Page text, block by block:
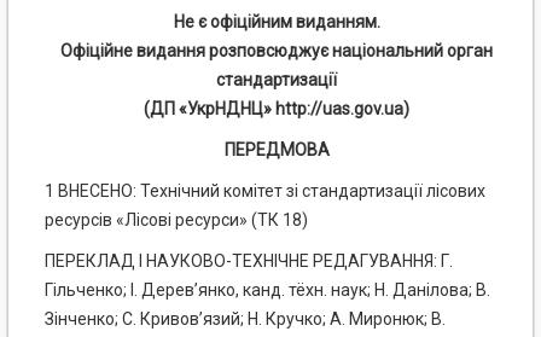
Не є офіційним виданням.
Офіційне видання розповсюджує національний орган
стандартизації
(ДП «УкрНДНЦ» http://uas.gov.ua)
ПЕРЕДМОВА
1 ВНЕСЕНО: Технічний комітет зі стандартизації лісових
ресурсів «Лісові ресурси» (ТК 18)
ПЕРЕКЛАД І НАУКОВО-ТЕХНІЧНЕ РЕДАГУВАННЯ: Г.
Гільченко; І. Дерев’янко, канд. тёхн. наук; Н. Данілова; В.
Зінченко; С. Кривов’язий; Н. Кручко; А. Миронюк; В.